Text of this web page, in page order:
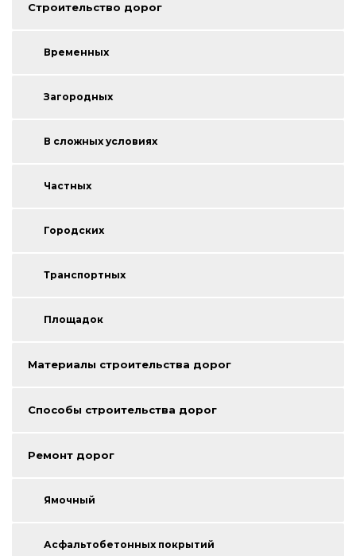
Строительство дорог
Временных
Загородных
В сложных условиях
Частных
Городских
Транспортных
Площадок
Материалы строительства дорог
Способы строительства дорог
Ремонт дорог
Ямочный
Асфальтобетонных покрытий